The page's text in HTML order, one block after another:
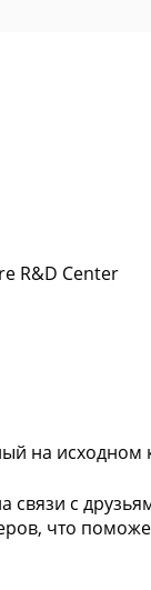
R&D Center
на исходном
с
что